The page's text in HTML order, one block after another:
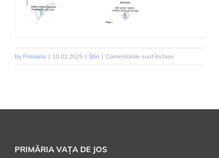
By Primaria | 10.01.2025 | Știri | Comentariile sunt închise
PROGRAM
PRIMĂRIA VAȚA DE JOS